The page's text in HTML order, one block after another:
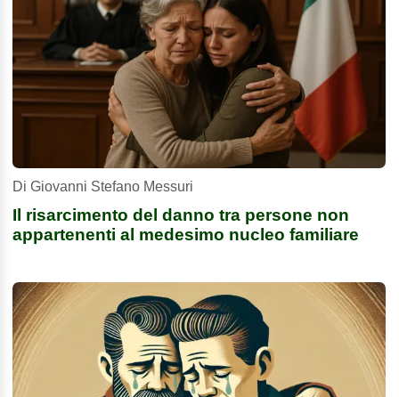
Di Giovanni Stefano Messuri
Il risarcimento del danno tra persone non
appartenenti al medesimo nucleo familiare